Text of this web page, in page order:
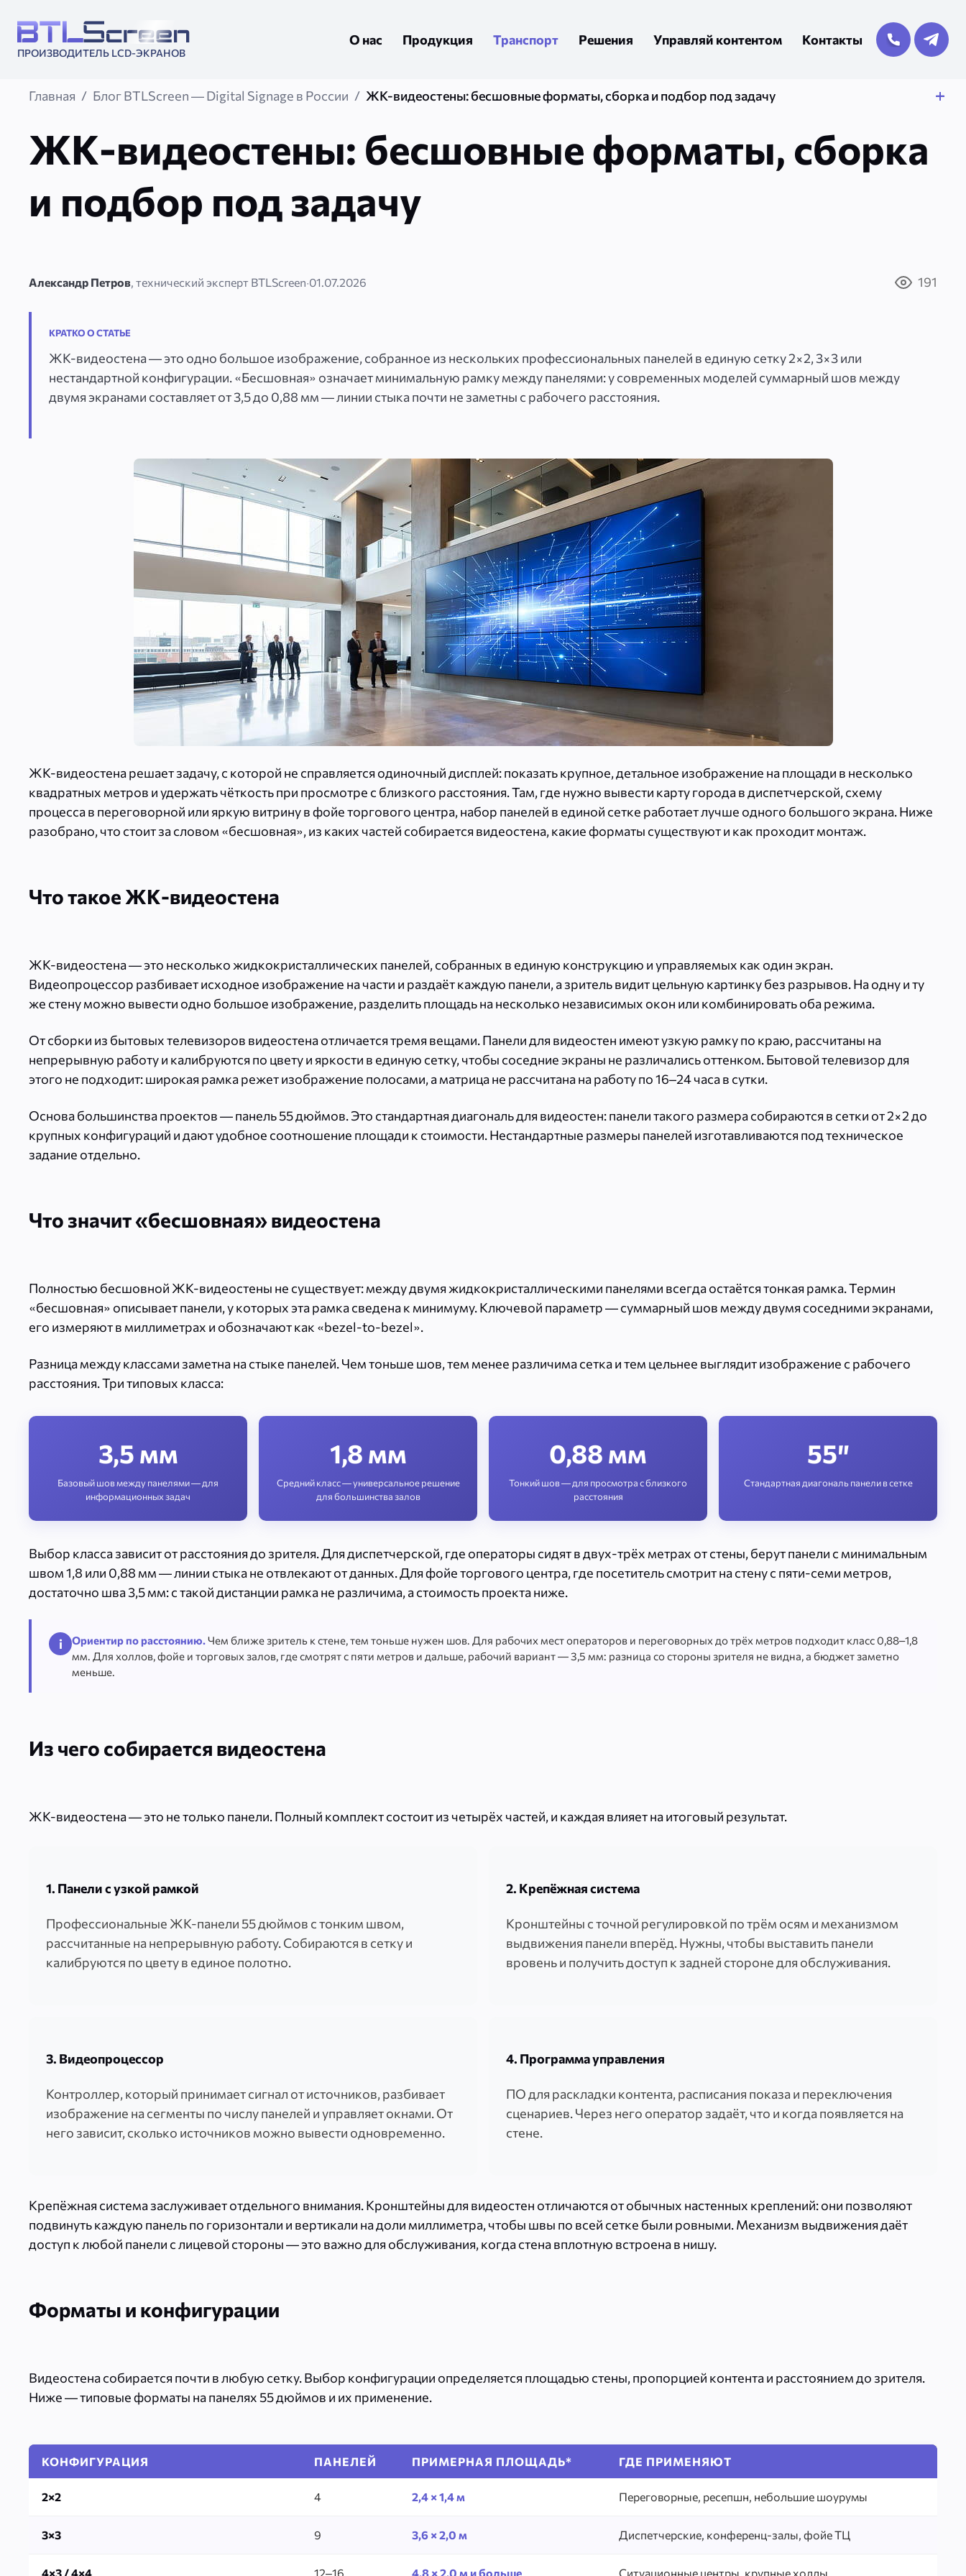
ПРОИЗВОДИТЕЛЬ LCD-ЭКРАНОВ
О нас Продукция Транспорт Решения Управляй контентом Контакты
Главная Блог BTLScreen — Digital Signage в России ЖК-видеостены: бесшовные форматы, сборка и подбор под задачу
ЖК-видеостены: бесшовные форматы, сборка
и подбор под задачу
Александр Петров , технический эксперт BTLScreen·01.07.2026 191
КРАТКО О СТАТЬЕ
ЖК-видеостена — это одно большое изображение, собранное из нескольких профессиональных панелей в единую сетку 2×2, 3×3 или
нестандартной конфигурации. «Бесшовная» означает минимальную рамку между панелями: у современных моделей суммарный шов между
двумя экранами составляет от 3,5 до 0,88 мм — линии стыка почти не заметны с рабочего расстояния.
ЖК-видеостена решает задачу, с которой не справляется одиночный дисплей: показать крупное, детальное изображение на площади в несколько
квадратных метров и удержать чёткость при просмотре с близкого расстояния. Там, где нужно вывести карту города в диспетчерской, схему
процесса в переговорной или яркую витрину в фойе торгового центра, набор панелей в единой сетке работает лучше одного большого экрана. Ниже
разобрано, что стоит за словом «бесшовная», из каких частей собирается видеостена, какие форматы существуют и как проходит монтаж.
Что такое ЖК-видеостена
ЖК-видеостена — это несколько жидкокристаллических панелей, собранных в единую конструкцию и управляемых как один экран.
Видеопроцессор разбивает исходное изображение на части и раздаёт каждую панели, а зритель видит цельную картинку без разрывов. На одну и ту
же стену можно вывести одно большое изображение, разделить площадь на несколько независимых окон или комбинировать оба режима.
От сборки из бытовых телевизоров видеостена отличается тремя вещами. Панели для видеостен имеют узкую рамку по краю, рассчитаны на
непрерывную работу и калибруются по цвету и яркости в единую сетку, чтобы соседние экраны не различались оттенком. Бытовой телевизор для
этого не подходит: широкая рамка режет изображение полосами, а матрица не рассчитана на работу по 16–24 часа в сутки.
Основа большинства проектов — панель 55 дюймов. Это стандартная диагональ для видеостен: панели такого размера собираются в сетки от 2×2 до
крупных конфигураций и дают удобное соотношение площади к стоимости. Нестандартные размеры панелей изготавливаются под техническое
задание отдельно.
Что значит «бесшовная» видеостена
Полностью бесшовной ЖК-видеостены не существует: между двумя жидкокристаллическими панелями всегда остаётся тонкая рамка. Термин
«бесшовная» описывает панели, у которых эта рамка сведена к минимуму. Ключевой параметр — суммарный шов между двумя соседними экранами,
его измеряют в миллиметрах и обозначают как «bezel-to-bezel».
Разница между классами заметна на стыке панелей. Чем тоньше шов, тем менее различима сетка и тем цельнее выглядит изображение с рабочего
расстояния. Три типовых класса:
3,5 мм
Базовый шов между панелями — для
информационных задач
1,8 мм
Средний класс — универсальное решение
для большинства залов
0,88 мм
Тонкий шов — для просмотра с близкого
расстояния
55″
Стандартная диагональ панели в сетке
Выбор класса зависит от расстояния до зрителя. Для диспетчерской, где операторы сидят в двух-трёх метрах от стены, берут панели с минимальным
швом 1,8 или 0,88 мм — линии стыка не отвлекают от данных. Для фойе торгового центра, где посетитель смотрит на стену с пяти-семи метров,
достаточно шва 3,5 мм: с такой дистанции рамка не различима, а стоимость проекта ниже.
i Ориентир по расстоянию.Чем ближе зритель к стене, тем тоньше нужен шов. Для рабочих мест операторов и переговорных до трёх метров подходит класс 0,88–1,8
мм. Для холлов, фойе и торговых залов, где смотрят с пяти метров и дальше, рабочий вариант — 3,5 мм: разница со стороны зрителя не видна, а бюджет заметно
меньше.
Из чего собирается видеостена
ЖК-видеостена — это не только панели. Полный комплект состоит из четырёх частей, и каждая влияет на итоговый результат.
1. Панели с узкой рамкой
Профессиональные ЖК-панели 55 дюймов с тонким швом,
рассчитанные на непрерывную работу. Собираются в сетку и
калибруются по цвету в единое полотно.
2. Крепёжная система
Кронштейны с точной регулировкой по трём осям и механизмом
выдвижения панели вперёд. Нужны, чтобы выставить панели
вровень и получить доступ к задней стороне для обслуживания.
3. Видеопроцессор
Контроллер, который принимает сигнал от источников, разбивает
изображение на сегменты по числу панелей и управляет окнами. От
него зависит, сколько источников можно вывести одновременно.
4. Программа управления
ПО для раскладки контента, расписания показа и переключения
сценариев. Через него оператор задаёт, что и когда появляется на
стене.
Крепёжная система заслуживает отдельного внимания. Кронштейны для видеостен отличаются от обычных настенных креплений: они позволяют
подвинуть каждую панель по горизонтали и вертикали на доли миллиметра, чтобы швы по всей сетке были ровными. Механизм выдвижения даёт
доступ к любой панели с лицевой стороны — это важно для обслуживания, когда стена вплотную встроена в нишу.
Форматы и конфигурации
Видеостена собирается почти в любую сетку. Выбор конфигурации определяется площадью стены, пропорцией контента и расстоянием до зрителя.
Ниже — типовые форматы на панелях 55 дюймов и их применение.
КОНФИГУРАЦИЯ ПАНЕЛЕЙ ПРИМЕРНАЯ ПЛОЩАДЬ* ГДЕ ПРИМЕНЯЮТ
2×2 4 2,4 × 1,4 м Переговорные, ресепшн, небольшие шоурумы
3×3 9 3,6 × 2,0 м Диспетчерские, конференц-залы, фойе ТЦ
4×3 / 4×4 12–16 4,8 × 2,0 м и больше Ситуационные центры, крупные холлы